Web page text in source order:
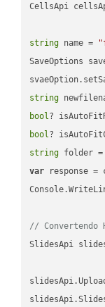
CellsApi
string name =
SaveOptions
string
bool?
bool?
string folder =
var response =
// Convertendo
SlidesApi